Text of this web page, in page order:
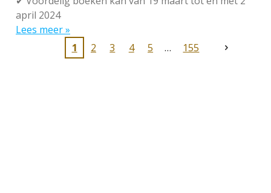
april 2024
Lees meer »
1
2 3 4 5 155